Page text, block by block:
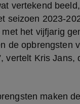
vertekend
seizoen 2023-
het vijfjarig
de opbrengsten
vertelt Kris Jans,
maken